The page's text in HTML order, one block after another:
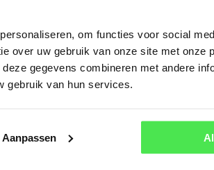
om functies voor social
over uw gebruik van onze site met onze
gegevens combineren met andere
gebruik van hun services.
Aanpassen